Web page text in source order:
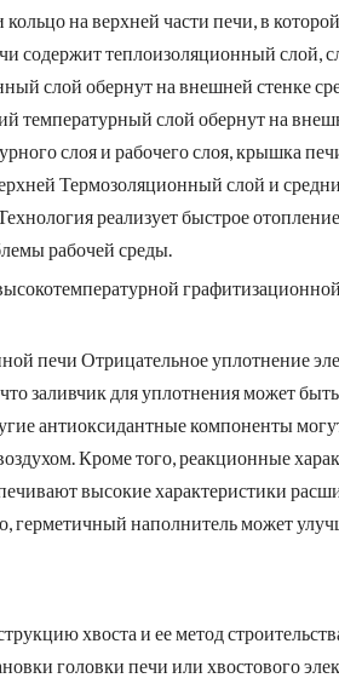
на верхней части печи, в
содержит теплоизоляционный слой,
слой обернут на внешней стенке
температурный слой обернут на
слоя и рабочего слоя, крышка
Термозоляционный слой и
реализует быстрое
рабочей среды.
печи Отрицательное уплотнение
заливчик для уплотнения может
антиоксидантные компоненты
Кроме того, реакционные
высокие характеристики
герметичный наполнитель может
хвоста и ее метод
головки печи или хвостового